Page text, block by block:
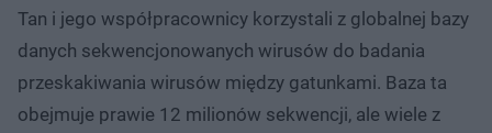
Tan i jego współpracownicy korzystali z globalnej bazy
danych sekwencjonowanych wirusów do badania
przeskakiwania wirusów między gatunkami. Baza ta
obejmuje prawie 12 milionów sekwencji, ale wiele z